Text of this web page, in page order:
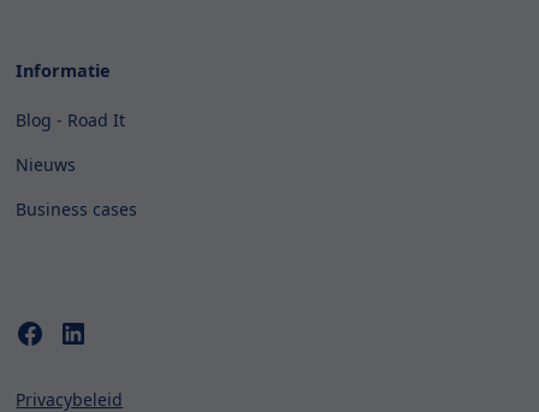
Informatie
Blog - Road It
Nieuws
Business cases
Privacybeleid